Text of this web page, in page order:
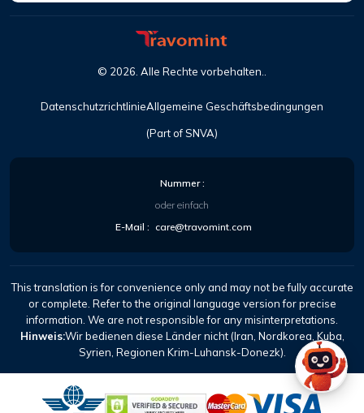
(Part of SNVA)
© 2026. Alle Rechte vorbehalten..
DatenschutzrichtlinieAllgemeine Geschäftsbedingungen
Nummer :
oder einfach
E-Mail : care@travomint.com
This translation is for convenience only and may not be fully accurate
or complete. Refer to the original language version for precise
information. We are not responsible for any misinterpretations.
Hinweis:Wir bedienen diese Länder nicht (Iran, Nordkorea, Kuba,
Syrien, Regionen Krim-Luhansk-Donezk).